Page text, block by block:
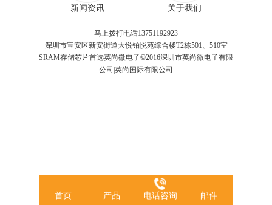
新闻资讯 关于我们
马上拨打电话13751192923
深圳市宝安区新安街道大悦铂悦苑综合楼T2栋501、510室
SRAM存储芯片首选英尚微电子©2016深圳市英尚微电子有限
公司|英尚国际有限公司
首页 产品 电话咨询 邮件